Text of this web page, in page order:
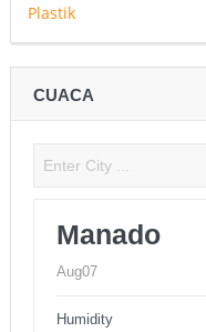
CUACA
Manado
Aug07
Humidity